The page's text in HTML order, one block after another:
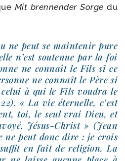
Mit bren­nen­der Sorge du
ne peut se main­te­nir pure
n’est sou­te­nue par la foi
ne connaît le Fils si ce
ne connaît le Père si
celui à qui le Fils vou­dra le
« La vie éter­nelle, c’est
toi, le seul vrai Dieu, et
Jésus-​Christ » (Jean
ne peut donc dire : je crois
en fait de reli­gion. La